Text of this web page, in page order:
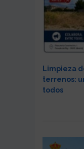
Limpieza
terrenos:
todos